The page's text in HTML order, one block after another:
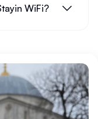
WiFi?